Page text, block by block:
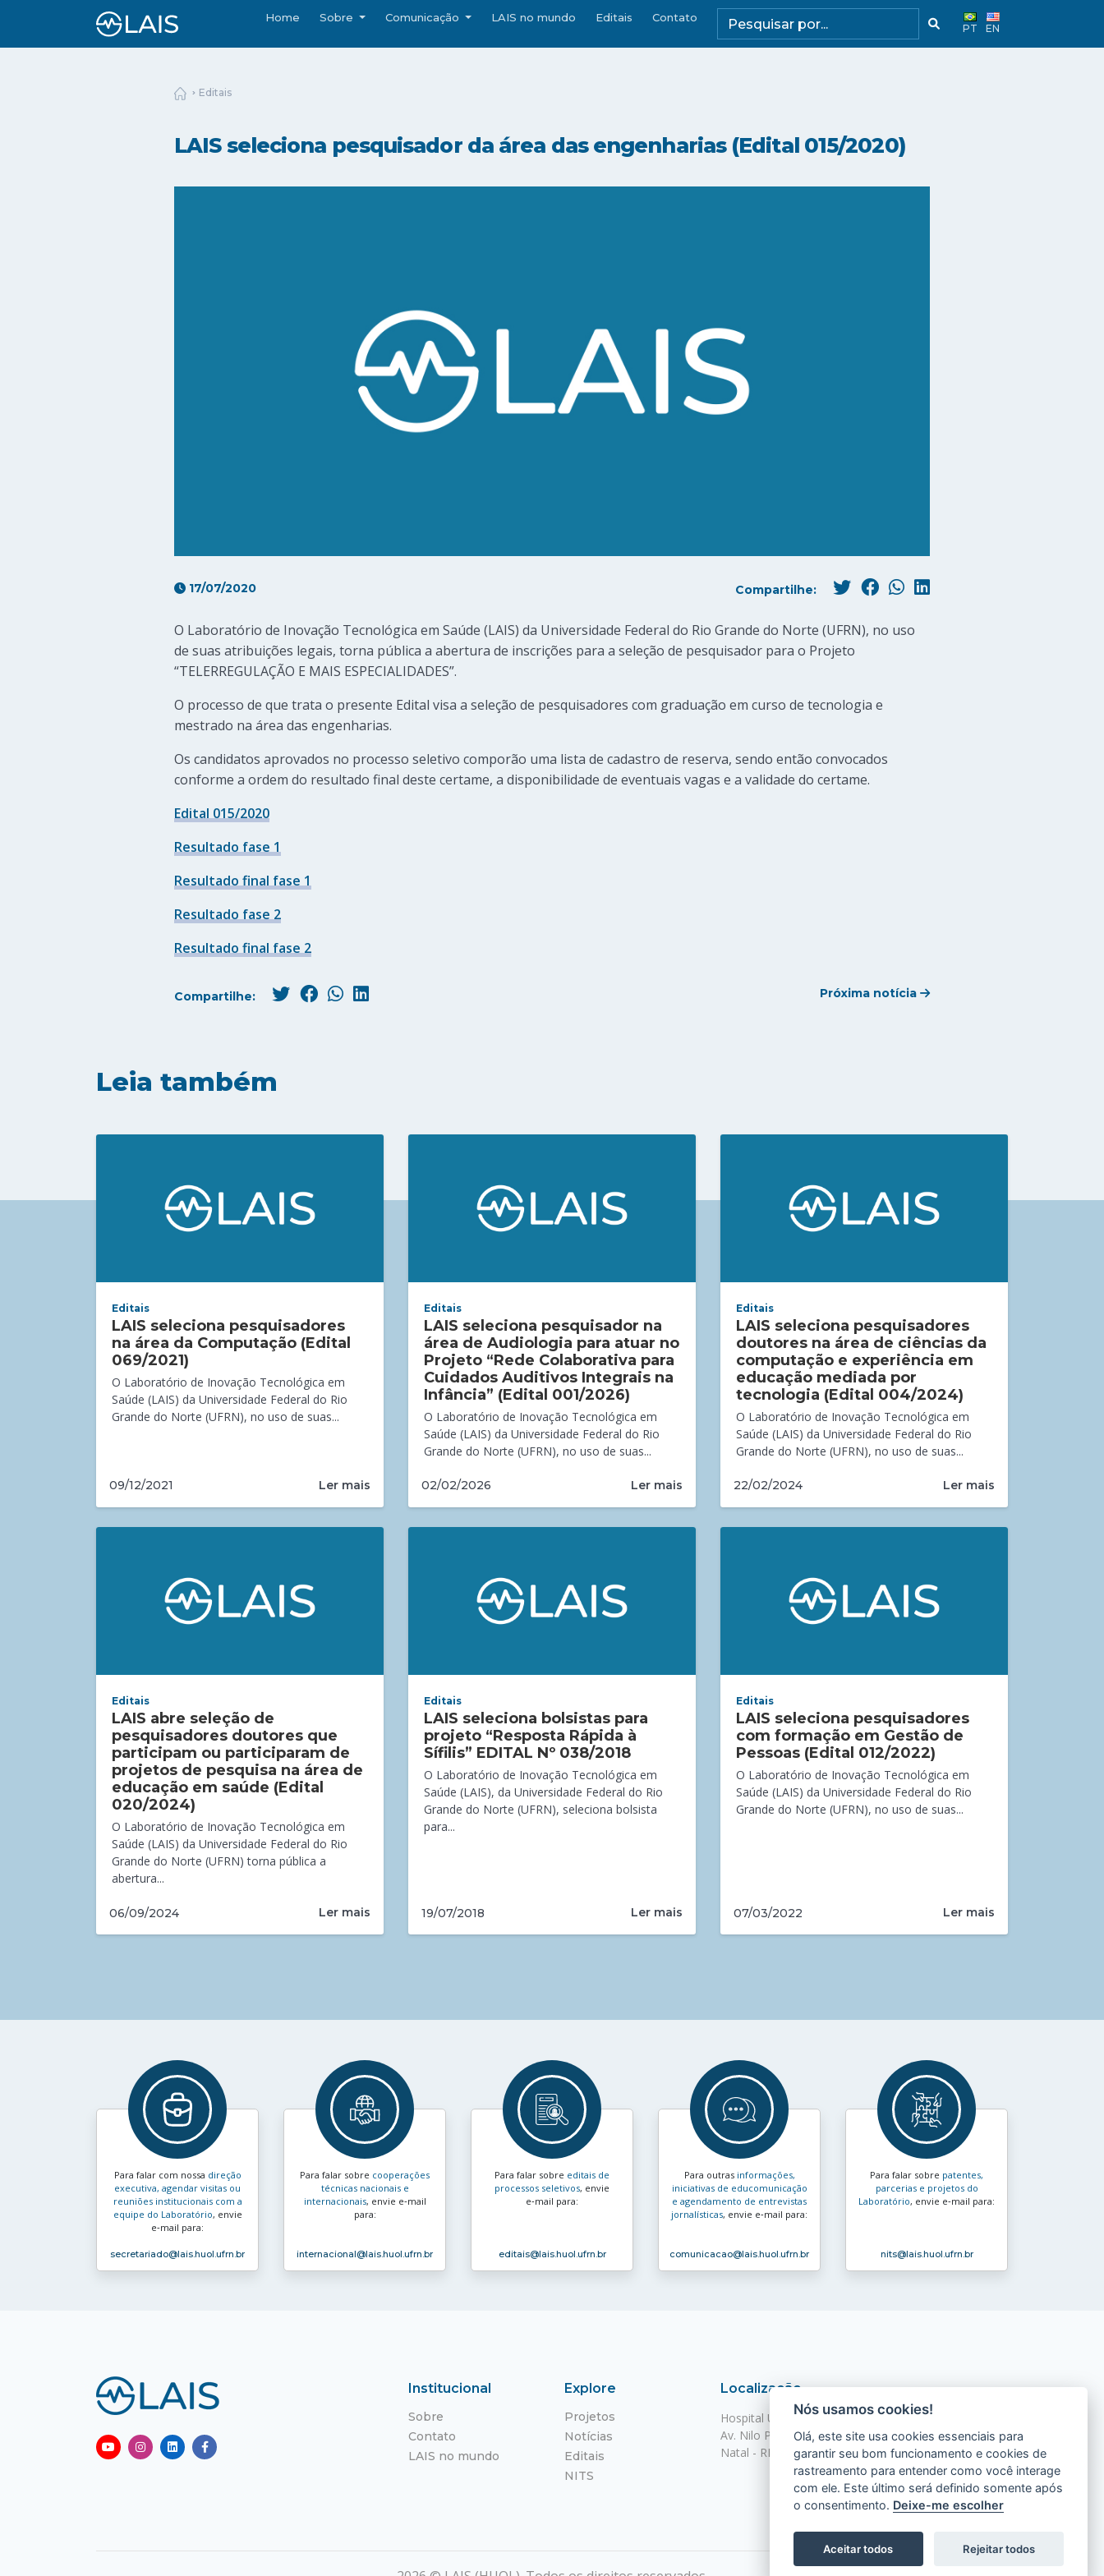
Home Sobre Comunicação LAIS no mundo Editais Contato
PT EN
Editais
LAIS seleciona pesquisador da área das engenharias (Edital 015/2020)
17/07/2020 Compartilhe:
O Laboratório de Inovação Tecnológica em Saúde (LAIS) da Universidade Federal do Rio Grande do Norte (UFRN), no uso
de suas atribuições legais, torna pública a abertura de inscrições para a seleção de pesquisador para o Projeto
“TELERREGULAÇÃO E MAIS ESPECIALIDADES”.
O processo de que trata o presente Edital visa a seleção de pesquisadores com graduação em curso de tecnologia e
mestrado na área das engenharias.
Os candidatos aprovados no processo seletivo comporão uma lista de cadastro de reserva, sendo então convocados
conforme a ordem do resultado final deste certame, a disponibilidade de eventuais vagas e a validade do certame.
Edital 015/2020
Resultado fase 1
Resultado final fase 1
Resultado fase 2
Resultado final fase 2
Compartilhe: Próxima notícia
Leia também
Editais
LAIS seleciona pesquisadores
na área da Computação (Edital
069/2021)
O Laboratório de Inovação Tecnológica em
Saúde (LAIS) da Universidade Federal do Rio
Grande do Norte (UFRN), no uso de suas...
09/12/2021 Ler mais
Editais
LAIS seleciona pesquisador na
área de Audiologia para atuar no
Projeto “Rede Colaborativa para
Cuidados Auditivos Integrais na
Infância” (Edital 001/2026)
O Laboratório de Inovação Tecnológica em
Saúde (LAIS) da Universidade Federal do Rio
Grande do Norte (UFRN), no uso de suas...
02/02/2026 Ler mais
Editais
LAIS seleciona pesquisadores
doutores na área de ciências da
computação e experiência em
educação mediada por
tecnologia (Edital 004/2024)
O Laboratório de Inovação Tecnológica em
Saúde (LAIS) da Universidade Federal do Rio
Grande do Norte (UFRN), no uso de suas...
22/02/2024 Ler mais
Editais
LAIS abre seleção de
pesquisadores doutores que
participam ou participaram de
projetos de pesquisa na área de
educação em saúde (Edital
020/2024)
O Laboratório de Inovação Tecnológica em
Saúde (LAIS) da Universidade Federal do Rio
Grande do Norte (UFRN) torna pública a
abertura...
06/09/2024 Ler mais
Editais
LAIS seleciona bolsistas para
projeto “Resposta Rápida à
Sífilis” EDITAL Nº 038/2018
O Laboratório de Inovação Tecnológica em
Saúde (LAIS), da Universidade Federal do Rio
Grande do Norte (UFRN), seleciona bolsista
para...
19/07/2018 Ler mais
Editais
LAIS seleciona pesquisadores
com formação em Gestão de
Pessoas (Edital 012/2022)
O Laboratório de Inovação Tecnológica em
Saúde (LAIS) da Universidade Federal do Rio
Grande do Norte (UFRN), no uso de suas...
07/03/2022 Ler mais
Para falar com nossa direção
executiva, agendar visitas ou
reuniões institucionais com a
equipe do Laboratório, envie
e‑mail para:
secretariado@lais.huol.ufrn.br
Para falar sobre cooperações
técnicas nacionais e
internacionais, envie e‑mail
para:
internacional@lais.huol.ufrn.br
Para falar sobre editais de
processos seletivos, envie
e‑mail para:
editais@lais.huol.ufrn.br
Para outras informações,
iniciativas de educomunicação
e agendamento de entrevistas
jornalísticas, envie e‑mail para:
comunicacao@lais.huol.ufrn.br
Para falar sobre patentes,
parcerias e projetos do
Laboratório, envie e‑mail para:
nits@lais.huol.ufrn.br
Institucional
Sobre
Contato
LAIS no mundo
Explore
Projetos
Notícias
Editais
NITS
Localização
Hospital Universitário Onofre Lopes - HUOL
Av. Nilo Peçanha, 620 - Petrópolis
Natal - RN, 59012-300
Nós usamos cookies!
Olá, este site usa cookies essenciais para
garantir seu bom funcionamento e cookies de
rastreamento para entender como você interage
com ele. Este último será definido somente após
o consentimento. Deixe-me escolher
Aceitar todos Rejeitar todos